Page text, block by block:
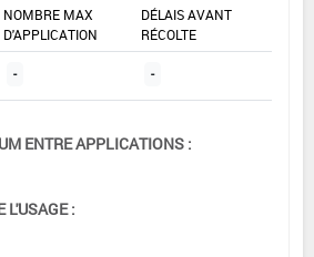
NOMBRE MAX
D'APPLICATION
DÉLAIS AVANT
RÉCOLTE
- -
ENTRE APPLICATIONS :
L'USAGE :